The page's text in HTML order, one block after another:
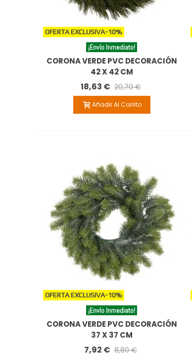
OFERTA EXCLUSIVA-10%
¡Envío Inmediato!
CORONA VERDE PVC DECORACIÓN
42 X 42 CM
18,63 € 20,70 €
Añadir Al Carrito
OFERTA EXCLUSIVA-10%
¡Envío Inmediato!
CORONA VERDE PVC DECORACIÓN
37 X 37 CM
7,92 € 8,80 €